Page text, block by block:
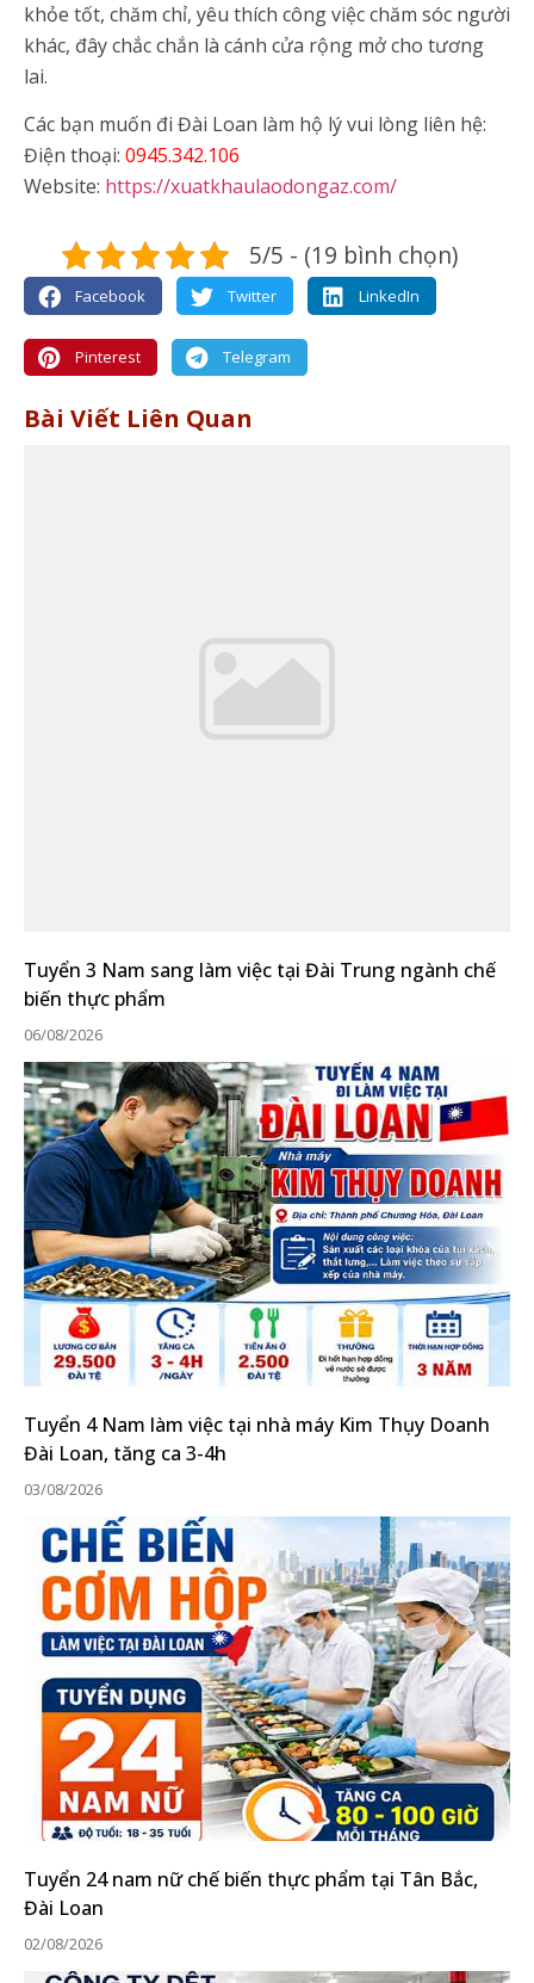
khỏe tốt, chăm chỉ, yêu thích công việc chăm sóc người
khác, đây chắc chắn là cánh cửa rộng mở cho tương
lai.
Các bạn muốn đi Đài Loan làm hộ lý vui lòng liên hệ:
Điện thoại: 0945.342.106
Website: https://xuatkhaulaodongaz.com/
5/5 - (19 bình chọn)
Facebook Twitter LinkedIn
Pinterest Telegram
Bài Viết Liên Quan
Tuyển 3 Nam sang làm việc tại Đài Trung ngành chế
biến thực phẩm
06/08/2026
Tuyển 4 Nam làm việc tại nhà máy Kim Thụy Doanh
Đài Loan, tăng ca 3-4h
03/08/2026
Tuyển 24 nam nữ chế biến thực phẩm tại Tân Bắc,
Đài Loan
02/08/2026